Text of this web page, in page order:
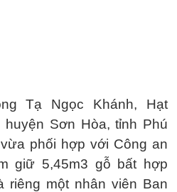
Tạ Ngọc Khánh, Hạt
Sơn Hòa, tỉnh Phú
phối hợp với Công an
giữ 5,45m3 gỗ bất hợp
riêng một nhân viên Ban